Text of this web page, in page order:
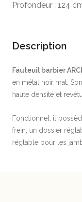
Profondeur : 124
Description
Fauteuil barbier
en métal noir mat.
haute densité et
Fonctionnel, il
frein, un dossier
réglable pour les